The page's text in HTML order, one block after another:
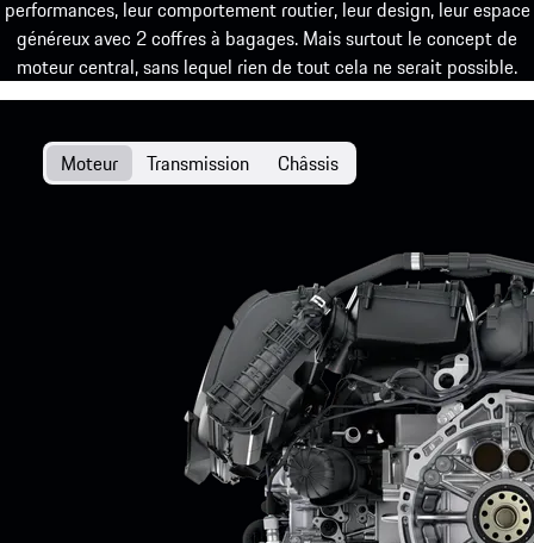
performances, leur comportement routier, leur design, leur espace
généreux avec 2 coffres à bagages. Mais surtout le concept de
moteur central, sans lequel rien de tout cela ne serait possible.
Moteur Transmission Châssis